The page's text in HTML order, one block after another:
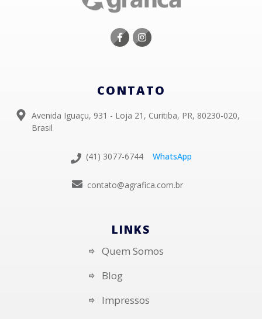
CONTATO
Avenida Iguaçu, 931 - Loja 21, Curitiba, PR, 80230-020,
Brasil
(41) 3077-6744 WhatsApp
contato@agrafica.com.br
LINKS
Quem Somos
Blog
Impressos